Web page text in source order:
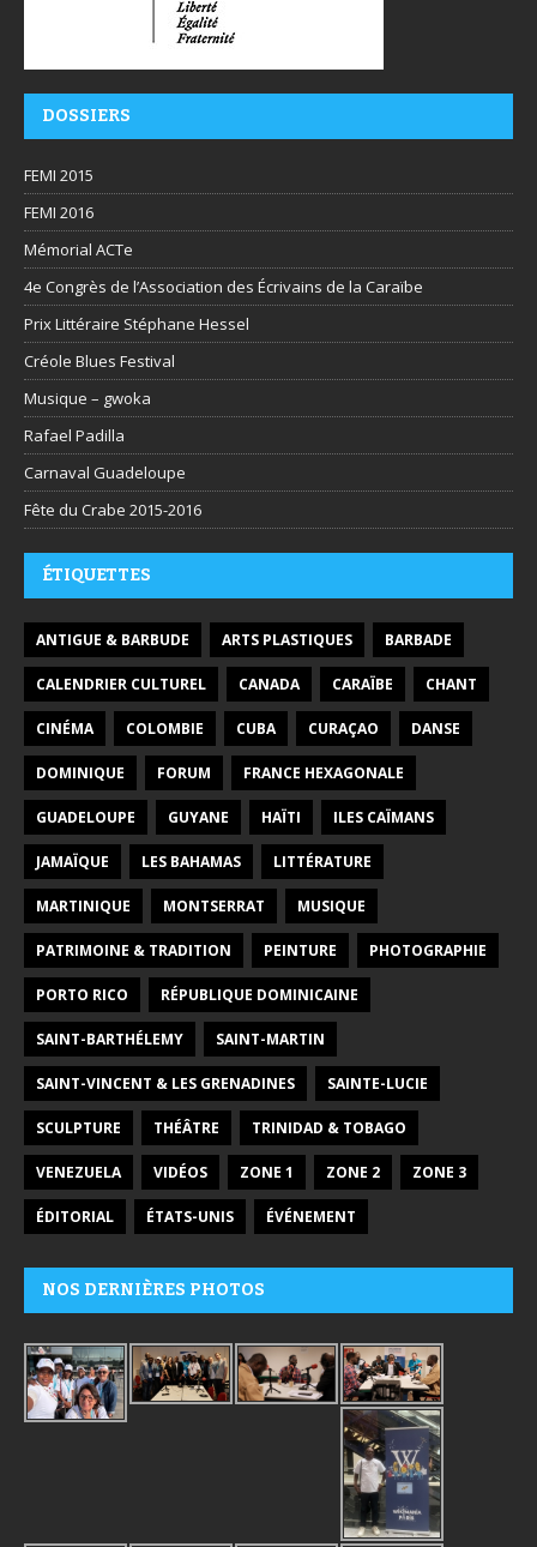
DOSSIERS
FEMI 2015
FEMI 2016
Mémorial ACTe
4e Congrès de l’Association des Écrivains de la Caraïbe
Prix Littéraire Stéphane Hessel
Créole Blues Festival
Musique – gwoka
Rafael Padilla
Carnaval Guadeloupe
Fête du Crabe 2015-2016
ÉTIQUETTES
ANTIGUE & BARBUDE ARTS PLASTIQUES BARBADE
CALENDRIER CULTUREL CANADA CARAÏBE CHANT
CINÉMA COLOMBIE CUBA CURAÇAO DANSE
DOMINIQUE FORUM FRANCE HEXAGONALE
GUADELOUPE GUYANE HAÏTI ILES CAÏMANS
JAMAÏQUE LES BAHAMAS LITTÉRATURE
MARTINIQUE MONTSERRAT MUSIQUE
PATRIMOINE & TRADITION PEINTURE PHOTOGRAPHIE
PORTO RICO RÉPUBLIQUE DOMINICAINE
SAINT-BARTHÉLEMY SAINT-MARTIN
SAINT-VINCENT & LES GRENADINES SAINTE-LUCIE
SCULPTURE THÉÂTRE TRINIDAD & TOBAGO
VENEZUELA VIDÉOS ZONE 1 ZONE 2 ZONE 3
ÉDITORIAL ÉTATS-UNIS ÉVÉNEMENT
NOS DERNIÈRES PHOTOS